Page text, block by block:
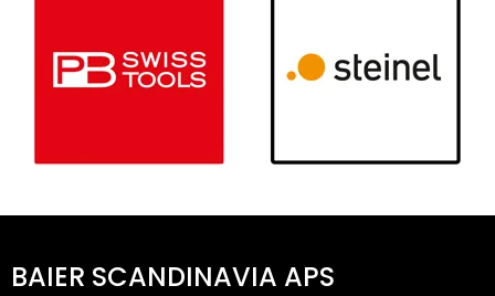
BAIER SCANDINAVIA APS